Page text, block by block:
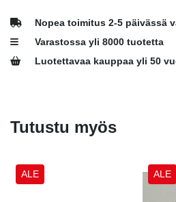
Nopea toimitus 2-5 päivässä
Varastossa yli 8000 tuotetta
Luotettavaa kauppaa yli 50
Tutustu myös
ALE ALE